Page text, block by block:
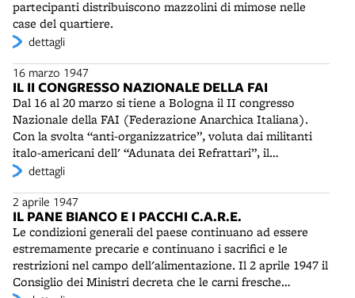
impostazione marcatamente anticomunista, ottiene
numerosi consensi in provincia, in particolare tra i
braccianti dei comuni di Molinella, Baricella, Budrio, S.
mancherà di creare notevoli dissensi interni anche in sede
sindacale.
convoglio si arresta, un gruppo giovani attivisti, che
impugnano bandiere rosse, gli lanciano contro sassi e
ortaggi e rovesciano sui binari il latte destinato ai
bambini, impedendo alle dame di S. Vincenzo di
avvicinarsi. Il treno è costretto a ripartire e solo a Parma i
profughi possono ricevere assistenza, prima di
raggiungere la loro destinazione. Nel 2007, per celebrare
l'anniversario dell'esodo giuliano, alla stazione di
Bologna sarà posta, tra le polemiche, una targa ricordo.
partecipanti distribuiscono mazzolini di mimose nelle
case del quartiere.
dettagli
16 marzo 1947
IL II CONGRESSO NAZIONALE DELLA FAI
Dal 16 al 20 marzo si tiene a Bologna il II congresso
Nazionale della FAI (Federazione Anarchica Italiana).
Con la svolta “anti-organizzatrice”, voluta dai militanti
italo-americani dell' “Adunata dei Refrattari”, il
movimento anarchico si dà una struttura decentrata. Il
sostituito da una Commissione di Corrispondenza, detta
la "buca delle lettere", con sede a Bologna. Ad essa va il
compito di coordinare sul piano nazionale e
internazionale le azioni locali, di amministrare il fondo di
propaganda e di curare i rapporti fra Gruppi e
Federazioni in Italia e all’estero.
dettagli
2 aprile 1947
IL PANE BIANCO E I PACCHI C.A.R.E.
Le condizioni generali del paese continuano ad essere
estremamente precarie e continuano i sacrifici e le
restrizioni nel campo dell'alimentazione. Il 2 aprile 1947 il
Consiglio dei Ministri decreta che le carni fresche